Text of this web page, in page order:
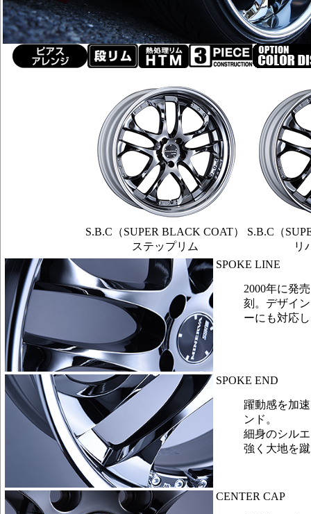
S.B.C（SUPER BLACK COAT）
ステップリム
S.B.C（
リ
SPOKE LINE
2000年に発
刻。デザイ
ーにも対応
SPOKE END
躍動感を加
ンド。
細身のシル
強く大地を
CENTER CAP